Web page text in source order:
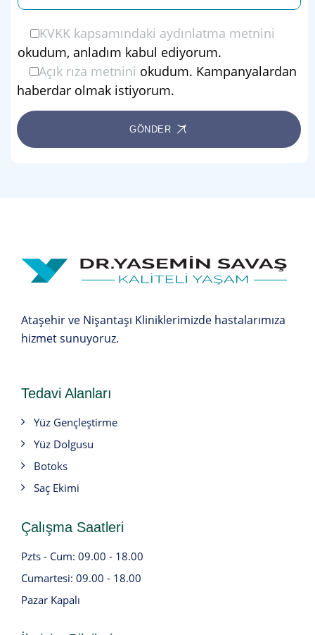
KVKK kapsamındaki aydınlatma metnini
okudum, anladım kabul ediyorum.
Açık rıza metnini okudum. Kampanyalardan
haberdar olmak istiyorum.
GÖNDER
Ataşehir ve Nişantaşı Kliniklerimizde hastalarımıza
hizmet sunuyoruz.
Tedavi Alanları
Yüz Gençleştirme
Yüz Dolgusu
Botoks
Saç Ekimi
Çalışma Saatleri
Pzts - Cum: 09.00 - 18.00
Cumartesi: 09.00 - 18.00
Pazar Kapalı